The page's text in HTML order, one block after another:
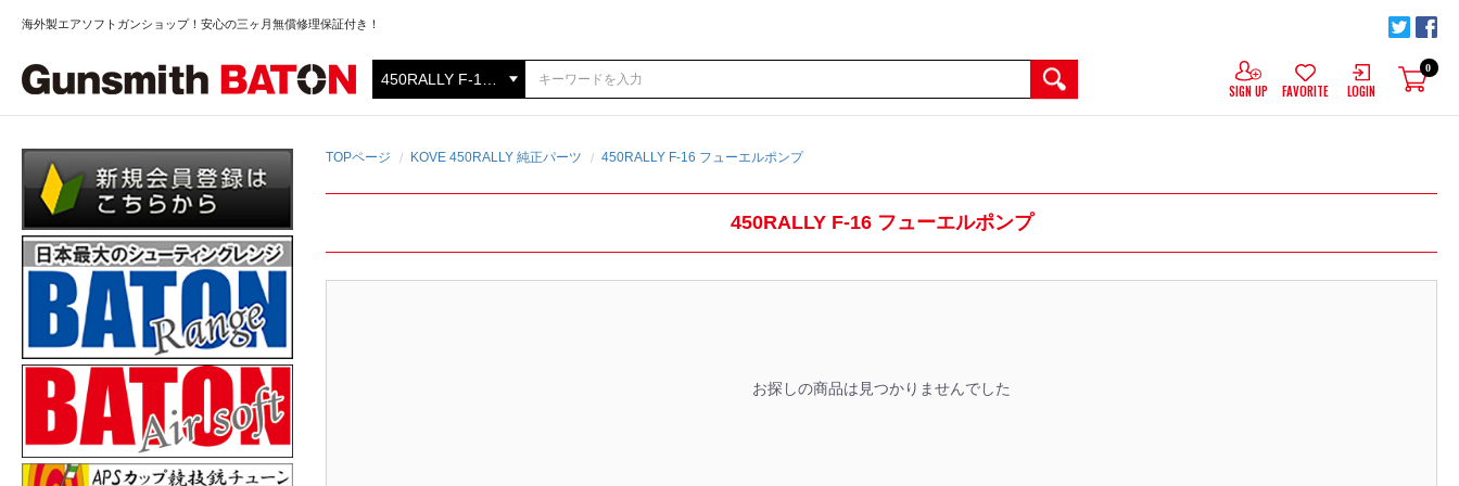
海外製エアソフトガンショップ！安心の三ヶ月無償修理保証付き！
SIGN UP FAVORITE LOGIN
0
TOPページ KOVE 450RALLY 純正パーツ 450RALLY F-16 フューエルポンプ
450RALLY F-16 フューエルポンプ
お探しの商品は見つかりませんでした